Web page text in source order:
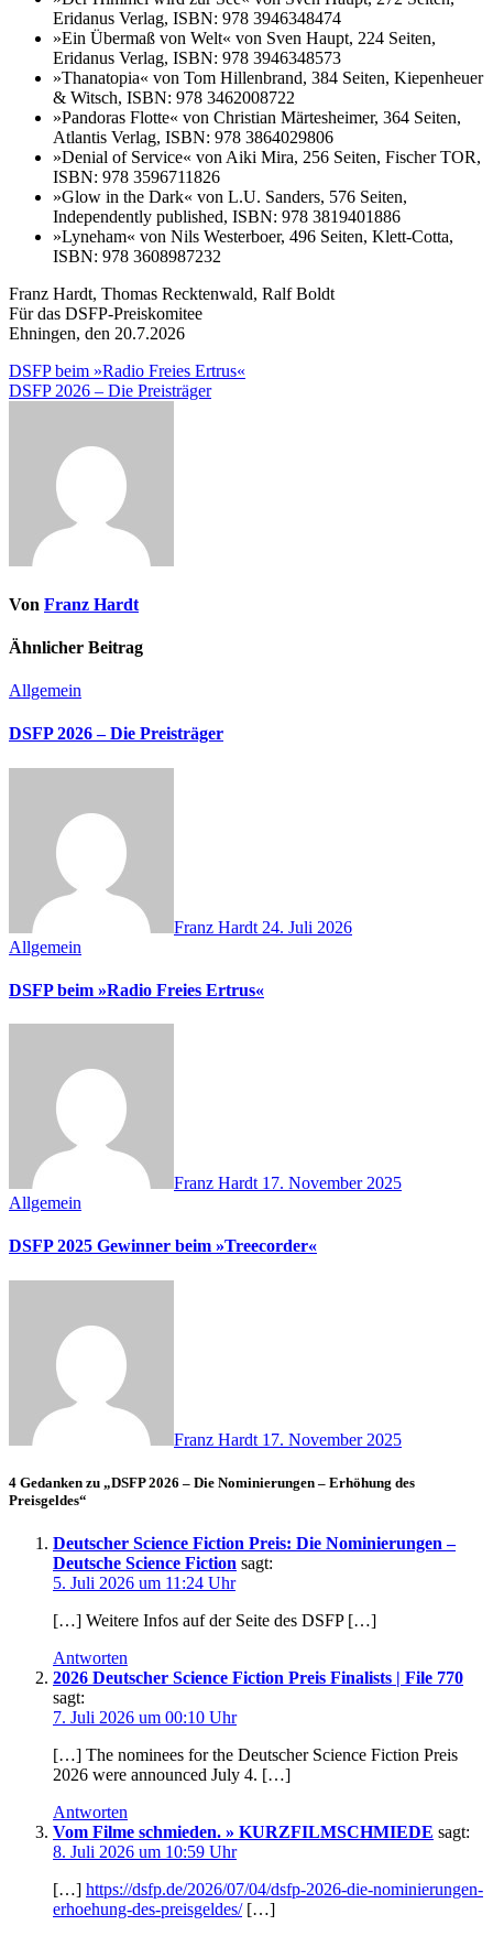
Eridanus Verlag, ISBN: 978 3946348474
»Ein Übermaß von Welt« von Sven Haupt, 224 Seiten,
Eridanus Verlag, ISBN: 978 3946348573
»Thanatopia« von Tom Hillenbrand, 384 Seiten, Kiepenheuer
& Witsch, ISBN: 978 3462008722
»Pandoras Flotte« von Christian Märtesheimer, 364 Seiten,
Atlantis Verlag, ISBN: 978 3864029806
»Denial of Service« von Aiki Mira, 256 Seiten, Fischer TOR,
ISBN: 978 3596711826
»Glow in the Dark« von L.U. Sanders, 576 Seiten,
Independently published, ISBN: 978 3819401886
»Lyneham« von Nils Westerboer, 496 Seiten, Klett-Cotta,
ISBN: 978 3608987232
Franz Hardt, Thomas Recktenwald, Ralf Boldt
Für das DSFP-Preiskomitee
Ehningen, den 20.7.2026
Beitragsnavigation
DSFP beim »Radio Freies Ertrus«
DSFP 2026 – Die Preisträger
Von Franz Hardt
Ähnlicher Beitrag
Allgemein
DSFP 2026 – Die Preisträger
Franz Hardt 24. Juli 2026
Allgemein
DSFP beim »Radio Freies Ertrus«
Franz Hardt 17. November 2025
Allgemein
DSFP 2025 Gewinner beim »Treecorder«
Franz Hardt 17. November 2025
4 Gedanken zu „DSFP 2026 – Die Nominierungen – Erhöhung des
Preisgeldes“
Deutscher Science Fiction Preis: Die Nominierungen –
Deutsche Science Fiction sagt:
5. Juli 2026 um 11:24 Uhr
[…] Weitere Infos auf der Seite des DSFP […]
Antworten
2026 Deutscher Science Fiction Preis Finalists | File 770
sagt:
7. Juli 2026 um 00:10 Uhr
[…] The nominees for the Deutscher Science Fiction Preis
2026 were announced July 4. […]
Antworten
Vom Filme schmieden. » KURZFILMSCHMIEDE sagt:
8. Juli 2026 um 10:59 Uhr
[…] https://dsfp.de/2026/07/04/dsfp-2026-die-nominierungen-
erhoehung-des-preisgeldes/[…]